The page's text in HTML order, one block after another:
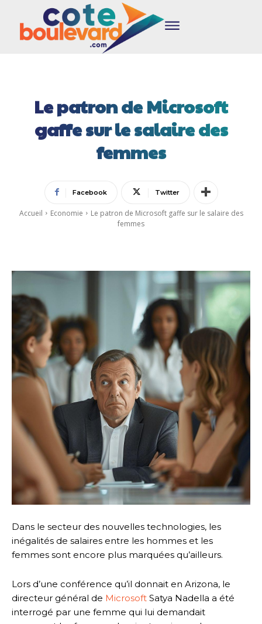
Le patron de Microsoft
gaffe sur le salaire des
femmes
Facebook Twitter
Accueil Economie
Le patron de Microsoft gaffe sur le salaire des
femmes
Dans le secteur des nouvelles technologies, les
inégalités de salaires entre les hommes et les
femmes sont encore plus marquées qu’ailleurs.
Lors d’une conférence qu’il donnait en Arizona, le
directeur général de Microsoft Satya Nadella a été
interrogé par une femme qui lui demandait